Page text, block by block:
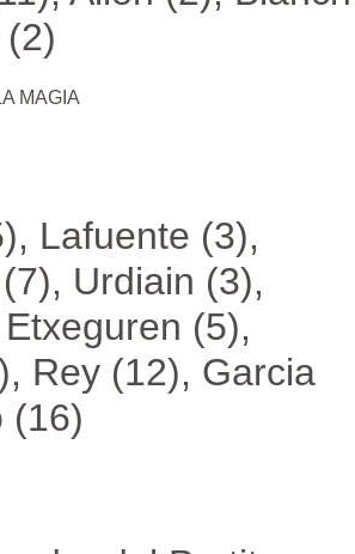
MAGIA
Lafuente (3),
Urdiain (3),
(5),
Rey (12), Garcia
(16)